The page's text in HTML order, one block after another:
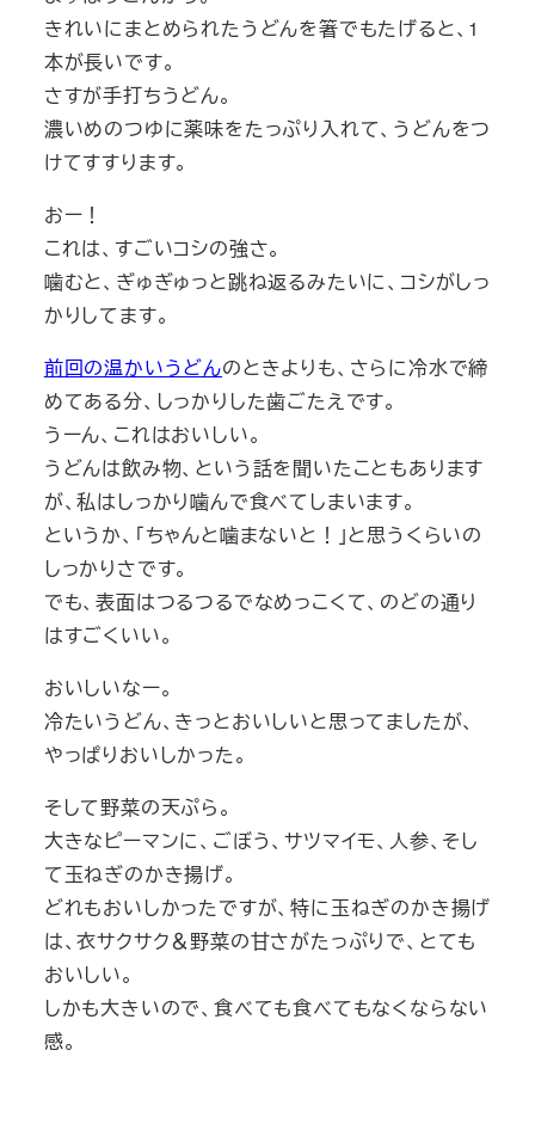
きれいにまとめられたうどんを箸でもたげると、1
本が長いです。
さすが手打ちうどん。
濃いめのつゆに薬味をたっぷり入れて、うどんをつ
けてすすります。
おー！
これは、すごいコシの強さ。
噛むと、ぎゅぎゅっと跳ね返るみたいに、コシがしっ
かりしてます。
前回の温かいうどんのときよりも、さらに冷水で締
めてある分、しっかりした歯ごたえです。
うーん、これはおいしい。
うどんは飲み物、という話を聞いたこともあります
が、私はしっかり噛んで食べてしまいます。
というか、「ちゃんと噛まないと！」と思うくらいの
しっかりさです。
でも、表面はつるつるでなめっこくて、のどの通り
はすごくいい。
おいしいなー。
冷たいうどん、きっとおいしいと思ってましたが、
やっぱりおいしかった。
そして野菜の天ぷら。
大きなピーマンに、ごぼう、サツマイモ、人参、そし
て玉ねぎのかき揚げ。
どれもおいしかったですが、特に玉ねぎのかき揚げ
は、衣サクサク＆野菜の甘さがたっぷりで、とても
おいしい。
しかも大きいので、食べても食べてもなくならない
感。